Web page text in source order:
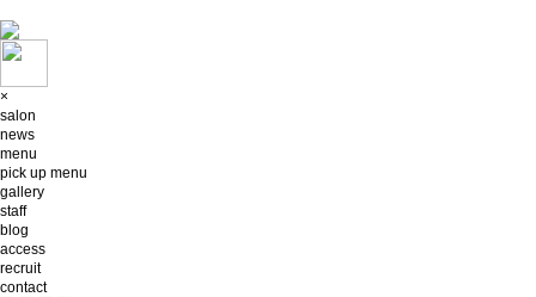
×
salon
news
menu
pick up menu
gallery
staff
blog
access
recruit
contact